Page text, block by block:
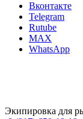
Вконтакте
Telegram
Rutube
MAX
WhatsApp
Экипировка для